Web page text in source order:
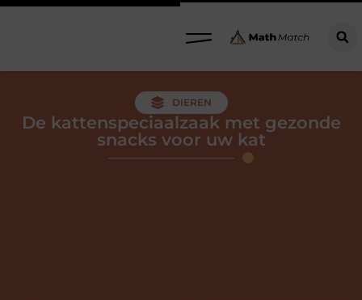
DIEREN
De kattenspeciaalzaak met gezonde
snacks voor uw kat